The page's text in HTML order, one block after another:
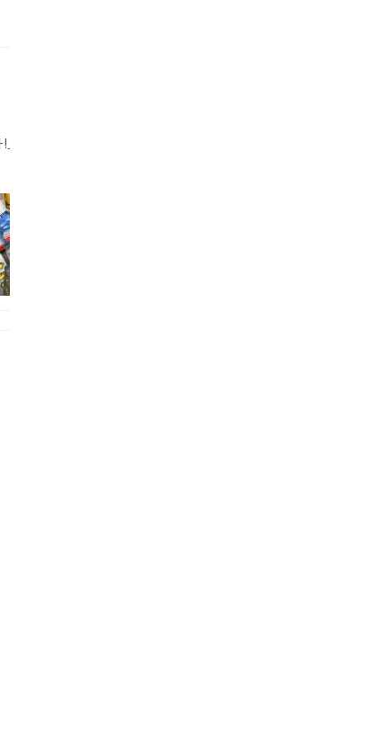
行動電源機身已標示「10000mAh」，卻仍被要求當場
暑，冬瓜仲有好多鮮為人知嘅好處：減肥、消水腫、降血
!｣ 長時間對住電腦､剪片寫稿,成日覺得眼睛乾澀､腦袋好似｢斷